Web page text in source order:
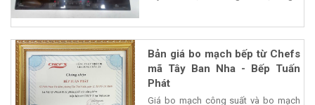
Bản giá bo mạch bếp từ Chefs
mã Tây Ban Nha - Bếp Tuấn
Phát
Giá bo mạch công suất và bo mạch